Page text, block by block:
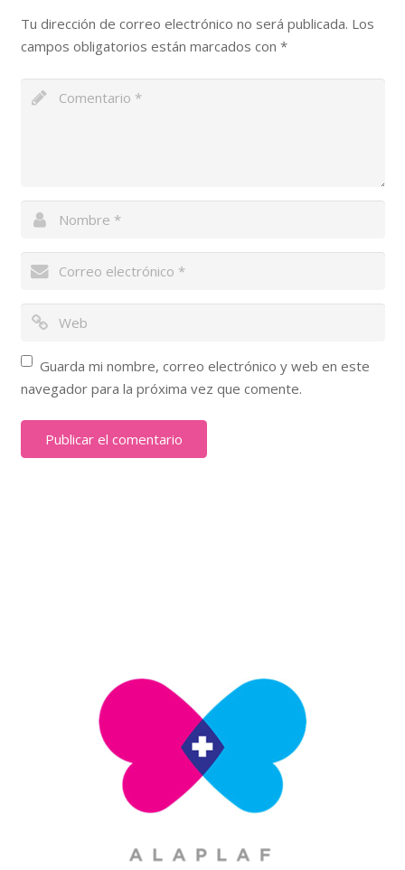
Tu dirección de correo electrónico no será publicada. Los
campos obligatorios están marcados con *
Guarda mi nombre, correo electrónico y web en este
navegador para la próxima vez que comente.